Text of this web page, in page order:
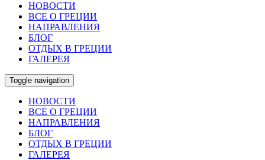
НОВОСТИ
ВСЕ О ГРЕЦИИ
НАПРАВЛЕНИЯ
БЛОГ
ОТДЫХ В ГРЕЦИИ
ГАЛЕРЕЯ
Toggle navigation
НОВОСТИ
ВСЕ О ГРЕЦИИ
НАПРАВЛЕНИЯ
БЛОГ
ОТДЫХ В ГРЕЦИИ
ГАЛЕРЕЯ